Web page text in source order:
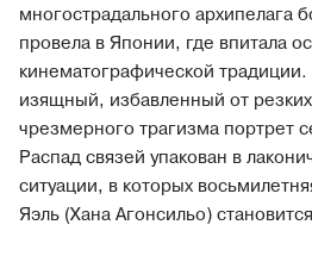
многострадального архипелага
провела в Японии, где впитала
кинематографической
изящный, избавленный от
чрезмерного трагизма портрет
Распад связей упакован в
ситуации, в которых
Яэль (Хана Агонсильо)